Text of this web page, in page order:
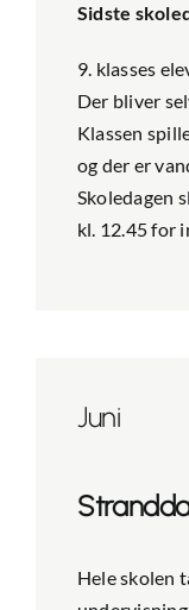
Sidste
9. klasses
Der bliver
Klassen
og der er
Skoledagen
kl. 12.45 for
Juni
Hele skolen